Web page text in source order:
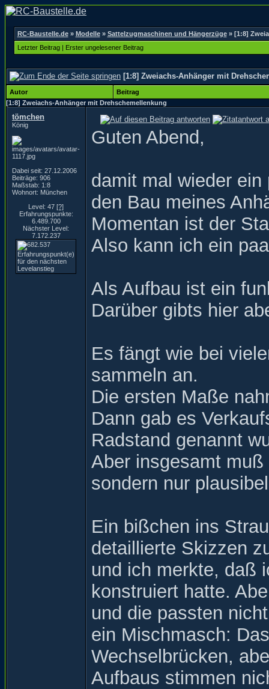
RC-Baustelle.de» Modelle» Sattelzugmaschinen und Hängerzüge» [1:8]
Letzter Beitrag| Erster ungelesener Beitrag
[1:8] Zweiachs-Anhänger mit
Autor
Beitrag
[1:8] Zweiachs-Anhänger mit Drehschemellenkung
tömchen
König
Dabei seit: 27.12.2006
Beiträge: 906
Maßstab: 1:8
Wohnort: München
Level: 47 [?]
Erfahrungspunkte:
6.489.700
Nächster Level:
7.172.237
Guten Abend,
damit mal wieder
den Bau meines
Momentan ist der
Also kann ich ein
Als Aufbau ist ein
Darüber gibts hier
Es fängt wie bei
sammeln an.
Die ersten Maße
Dann gab es
Radstand genannt
Aber insgesamt
sondern nur
Ein bißchen ins
detaillierte Skizzen
und ich merkte, daß
konstruiert hatte.
und die passten
ein Mischmasch:
Wechselbrücken,
Aufbaus stimmen